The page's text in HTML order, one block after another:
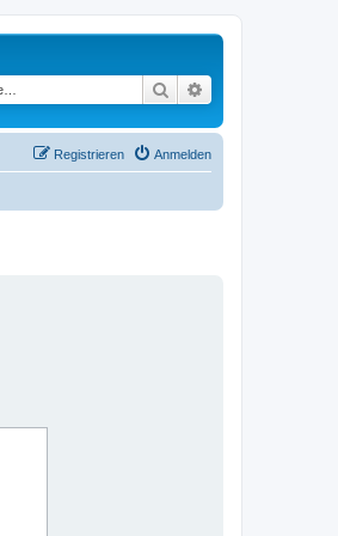
Suche
Anmelden
Registrieren